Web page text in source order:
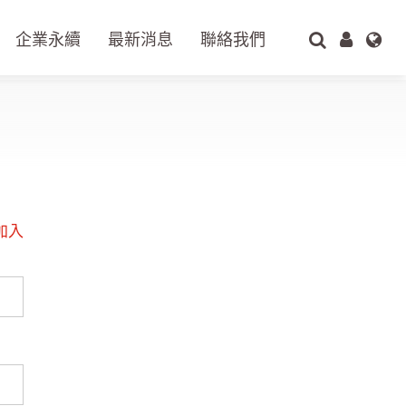
企業永續 最新消息 聯絡我們
入